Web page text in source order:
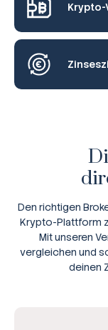
Den richtigen
Krypto-Plattform
Mit unseren
vergleichen und
deinen